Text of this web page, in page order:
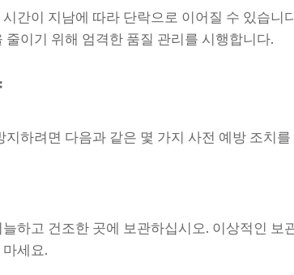
간이 지남에 따라 단락으로 이어질 수 있습니
이기 위해 엄격한 품질 관리를 시행합니다.
하려면 다음과 같은 몇 가지 사전 예방 조치
하고 건조한 곳에 보관하십시오. 이상적인 보
마세요.